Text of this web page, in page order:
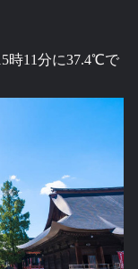
時11分に37.4℃で